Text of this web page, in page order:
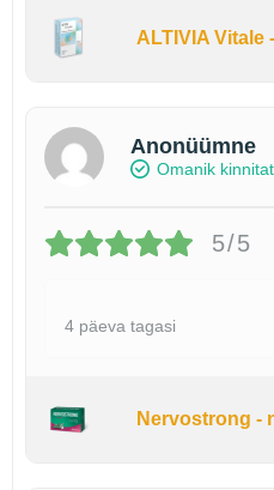
ALTIVIA Vitale
Anonüümne
Omanik
5/5
4 päeva tagasi
Nervostrong -